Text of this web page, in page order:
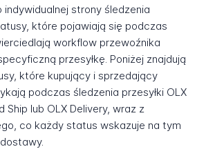
indywidualnej strony śledzenia
które pojawiają się podczas
workflow przewoźnika
przesyłkę. Poniżej znajdują
które kupujący i sprzedający
podczas śledzenia przesyłki OLX
Ship lub OLX Delivery, wraz z
co każdy status wskazuje na tym